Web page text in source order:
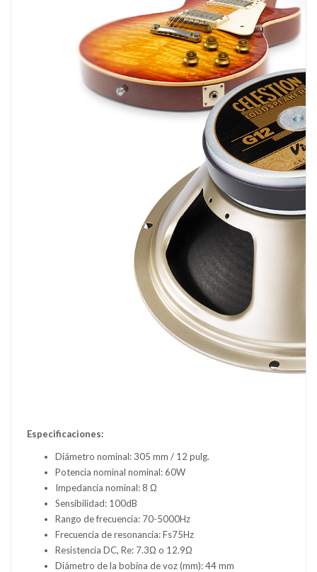
Especificaciones:
Diámetro nominal: 305 mm / 12 pulg.
Potencia nominal nominal: 60W
Impedancia nominal: 8 Ω
Sensibilidad: 100dB
Rango de frecuencia: 70-5000Hz
Frecuencia de resonancia: Fs75Hz
Resistencia DC, Re: 7.3Ω o 12.9Ω
Diámetro de la bobina de voz (mm): 44 mm